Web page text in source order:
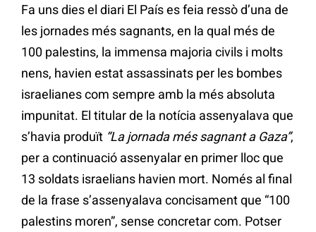
Fa uns dies el diari El País es feia ressò d’una de
les jornades més sagnants, en la qual més de
100 palestins, la immensa majoria civils i molts
nens, havien estat assassinats per les bombes
israelianes com sempre amb la més absoluta
impunitat. El titular de la notícia assenyalava que
s’havia produït “La jornada més sagnant a Gaza”,
per a continuació assenyalar en primer lloc que
13 soldats israelians havien mort. Només al final
de la frase s’assenyalava concisament que “100
palestins moren”, sense concretar com. Potser